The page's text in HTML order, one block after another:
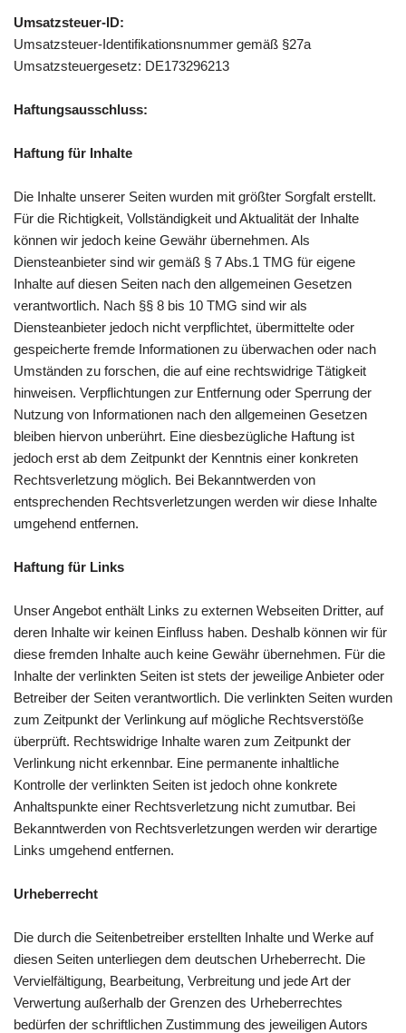
Umsatzsteuer-ID:
Umsatzsteuer-Identifikationsnummer gemäß §27a
Umsatzsteuergesetz: DE173296213
Haftungsausschluss:
Haftung für Inhalte
Die Inhalte unserer Seiten wurden mit größter Sorgfalt erstellt.
Für die Richtigkeit, Vollständigkeit und Aktualität der Inhalte
können wir jedoch keine Gewähr übernehmen. Als
Diensteanbieter sind wir gemäß § 7 Abs.1 TMG für eigene
Inhalte auf diesen Seiten nach den allgemeinen Gesetzen
verantwortlich. Nach §§ 8 bis 10 TMG sind wir als
Diensteanbieter jedoch nicht verpflichtet, übermittelte oder
gespeicherte fremde Informationen zu überwachen oder nach
Umständen zu forschen, die auf eine rechtswidrige Tätigkeit
hinweisen. Verpflichtungen zur Entfernung oder Sperrung der
Nutzung von Informationen nach den allgemeinen Gesetzen
bleiben hiervon unberührt. Eine diesbezügliche Haftung ist
jedoch erst ab dem Zeitpunkt der Kenntnis einer konkreten
Rechtsverletzung möglich. Bei Bekanntwerden von
entsprechenden Rechtsverletzungen werden wir diese Inhalte
umgehend entfernen.
Haftung für Links
Unser Angebot enthält Links zu externen Webseiten Dritter, auf
deren Inhalte wir keinen Einfluss haben. Deshalb können wir für
diese fremden Inhalte auch keine Gewähr übernehmen. Für die
Inhalte der verlinkten Seiten ist stets der jeweilige Anbieter oder
Betreiber der Seiten verantwortlich. Die verlinkten Seiten wurden
zum Zeitpunkt der Verlinkung auf mögliche Rechtsverstöße
überprüft. Rechtswidrige Inhalte waren zum Zeitpunkt der
Verlinkung nicht erkennbar. Eine permanente inhaltliche
Kontrolle der verlinkten Seiten ist jedoch ohne konkrete
Anhaltspunkte einer Rechtsverletzung nicht zumutbar. Bei
Bekanntwerden von Rechtsverletzungen werden wir derartige
Links umgehend entfernen.
Urheberrecht
Die durch die Seitenbetreiber erstellten Inhalte und Werke auf
diesen Seiten unterliegen dem deutschen Urheberrecht. Die
Vervielfältigung, Bearbeitung, Verbreitung und jede Art der
Verwertung außerhalb der Grenzen des Urheberrechtes
bedürfen der schriftlichen Zustimmung des jeweiligen Autors